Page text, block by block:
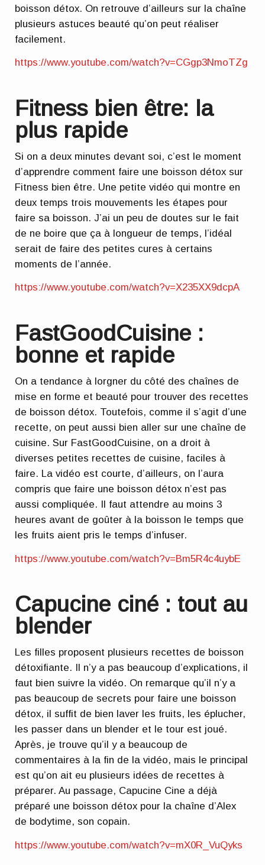
boisson détox. On retrouve d’ailleurs sur la chaîne
plusieurs astuces beauté qu’on peut réaliser
facilement.
https://www.youtube.com/watch?v=CGgp3NmoTZg
Fitness bien être: la
plus rapide
Si on a deux minutes devant soi, c’est le moment
d’apprendre comment faire une boisson détox sur
Fitness bien être. Une petite vidéo qui montre en
deux temps trois mouvements les étapes pour
faire sa boisson. J’ai un peu de doutes sur le fait
de ne boire que ça à longueur de temps, l’idéal
serait de faire des petites cures à certains
moments de l’année.
https://www.youtube.com/watch?v=X235XX9dcpA
FastGoodCuisine :
bonne et rapide
On a tendance à lorgner du côté des chaînes de
mise en forme et beauté pour trouver des recettes
de boisson détox. Toutefois, comme il s’agit d’une
recette, on peut aussi bien aller sur une chaîne de
cuisine. Sur FastGoodCuisine, on a droit à
diverses petites recettes de cuisine, faciles à
faire. La vidéo est courte, d’ailleurs, on l’aura
compris que faire une boisson détox n’est pas
aussi compliquée. Il faut attendre au moins 3
heures avant de goûter à la boisson le temps que
les fruits aient pris le temps d’infuser.
https://www.youtube.com/watch?v=Bm5R4c4uybE
Capucine ciné : tout au
blender
Les filles proposent plusieurs recettes de boisson
détoxifiante. Il n’y a pas beaucoup d’explications, il
faut bien suivre la vidéo. On remarque qu’il n’y a
pas beaucoup de secrets pour faire une boisson
détox, il suffit de bien laver les fruits, les éplucher,
les passer dans un blender et le tour est joué.
Après, je trouve qu’il y a beaucoup de
commentaires à la fin de la vidéo, mais le principal
est qu’on ait eu plusieurs idées de recettes à
préparer. Au passage, Capucine Cine a déjà
préparé une boisson détox pour la chaîne d’Alex
de bodytime, son copain.
https://www.youtube.com/watch?v=mX0R_VuQyks